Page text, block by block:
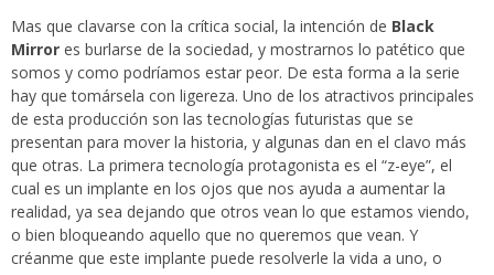
Mas que clavarse con la crítica social, la intención de Black
Mirror es burlarse de la sociedad, y mostrarnos lo patético que
somos y como podríamos estar peor. De esta forma a la serie
hay que tomársela con ligereza. Uno de los atractivos principales
de esta producción son las tecnologías futuristas que se
presentan para mover la historia, y algunas dan en el clavo más
que otras. La primera tecnología protagonista es el “z-eye”, el
cual es un implante en los ojos que nos ayuda a aumentar la
realidad, ya sea dejando que otros vean lo que estamos viendo,
o bien bloqueando aquello que no queremos que vean. Y
créanme que este implante puede resolverle la vida a uno, o